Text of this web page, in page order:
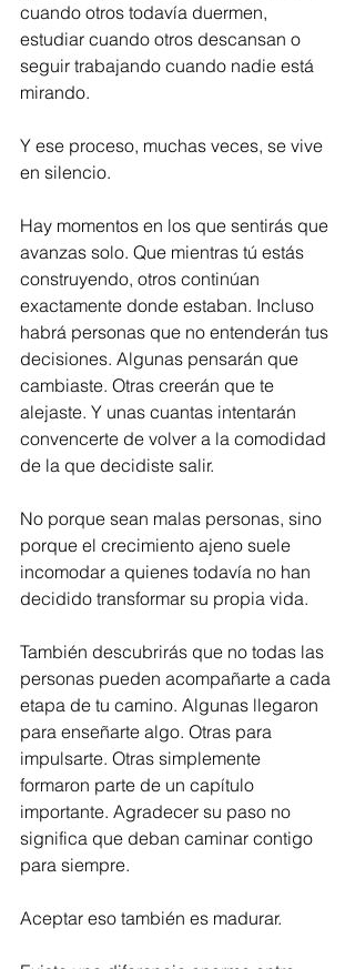
cuando otros todavía duermen,
estudiar cuando otros descansan o
seguir trabajando cuando nadie está
mirando.
Y ese proceso, muchas veces, se vive
en silencio.
Hay momentos en los que sentirás que
avanzas solo. Que mientras tú estás
construyendo, otros continúan
exactamente donde estaban. Incluso
habrá personas que no entenderán tus
decisiones. Algunas pensarán que
cambiaste. Otras creerán que te
alejaste. Y unas cuantas intentarán
convencerte de volver a la comodidad
de la que decidiste salir.
No porque sean malas personas, sino
porque el crecimiento ajeno suele
incomodar a quienes todavía no han
decidido transformar su propia vida.
También descubrirás que no todas las
personas pueden acompañarte a cada
etapa de tu camino. Algunas llegaron
para enseñarte algo. Otras para
impulsarte. Otras simplemente
formaron parte de un capítulo
importante. Agradecer su paso no
significa que deban caminar contigo
para siempre.
Aceptar eso también es madurar.